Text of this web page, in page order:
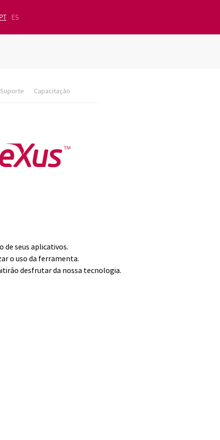
ES
Suporte Capacitação
de seus aplicativos.
o uso da ferramenta.
desfrutar da nossa tecnologia.